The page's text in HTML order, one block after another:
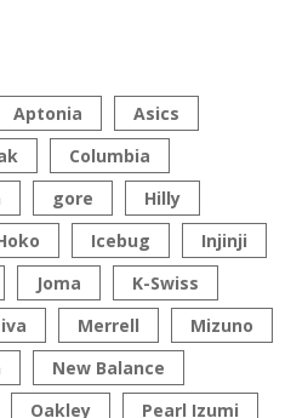
Aptonia
Asics
Columbia
gore
Hilly
Icebug
Injinji
Joma
K-Swiss
Merrell
Mizuno
New Balance
Oakley Pearl Izumi